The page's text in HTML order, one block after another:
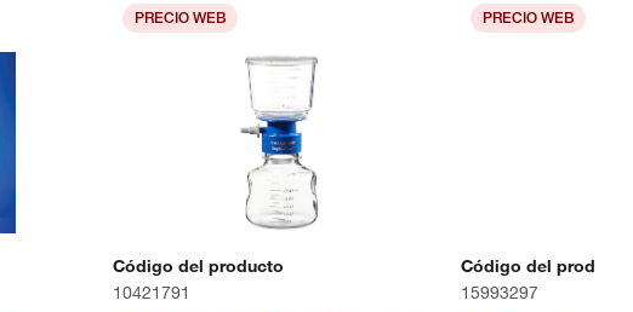
PRECIO WEB
Código del producto
10421791
PRECIO WEB
Código del producto
15993297